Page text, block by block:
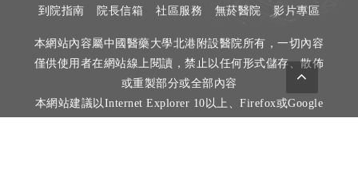
到院指南 院長信箱 社區服務 無菸醫院 影片專區
本網站內容屬中國醫藥大學北港附設醫院所有，一切內容
僅供使用者在網站線上閱讀，禁止以任何形式儲存、散佈
或重製部分或全部內容
本網站建議以Internet Explorer 10以上、Firefox或Google